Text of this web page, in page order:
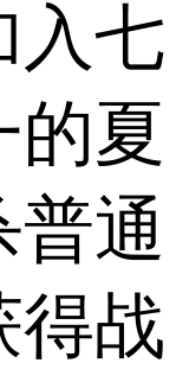
入七
的夏
通
得战